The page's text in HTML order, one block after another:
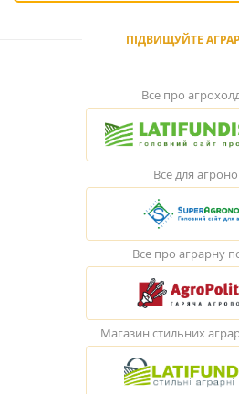
ПІДВИЩУЙТЕ
Все про
Все для
Все про аграрну
Магазин стильних